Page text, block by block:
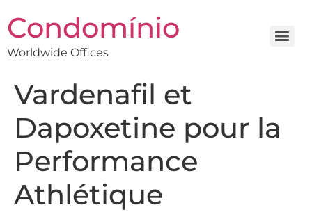
Condomínio
Worldwide Offices
Vardenafil et
Dapoxetine pour la
Performance
Athlétique